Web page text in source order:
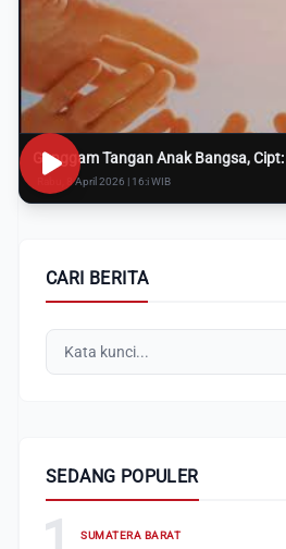
Genggam Tangan Anak Bangsa,
Rabu, 8 April 2026 | 16:i WIB
CARI BERITA
SEDANG POPULER
SUMATERA BARAT